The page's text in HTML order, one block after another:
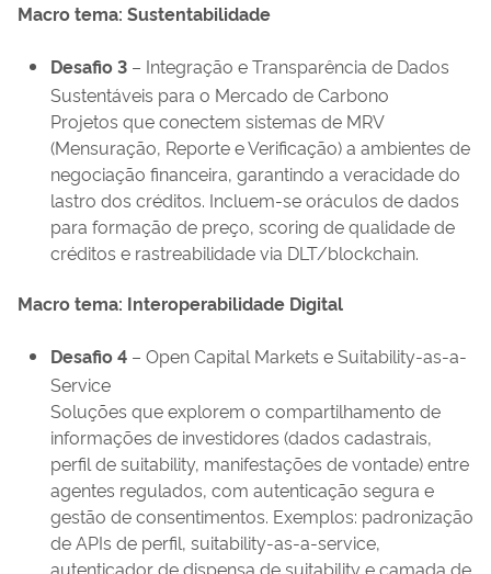
Macro tema: Sustentabilidade
Desafio 3 – Integração e Transparência de Dados
Sustentáveis para o Mercado de Carbono
Projetos que conectem sistemas de MRV
(Mensuração, Reporte e Verificação) a ambientes de
negociação financeira, garantindo a veracidade do
lastro dos créditos. Incluem-se oráculos de dados
para formação de preço, scoring de qualidade de
créditos e rastreabilidade via DLT/blockchain.
Macro tema: Interoperabilidade Digital
Desafio 4 – Open Capital Markets e Suitability-as-a-
Service
Soluções que explorem o compartilhamento de
informações de investidores (dados cadastrais,
perfil de suitability, manifestações de vontade) entre
agentes regulados, com autenticação segura e
gestão de consentimentos. Exemplos: padronização
de APIs de perfil, suitability-as-a-service,
autenticador de dispensa de suitability e camada de